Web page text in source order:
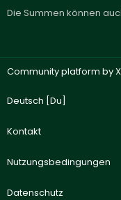
Die Summen können
Community platform by
Deutsch [Du]
Kontakt
Nutzungsbedingungen
Datenschutz